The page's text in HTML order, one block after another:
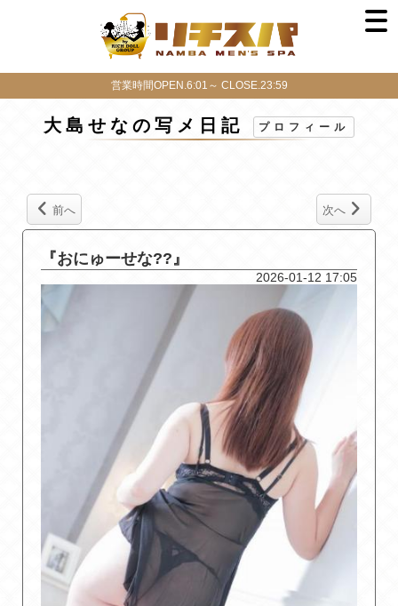
営業時間OPEN.6:01～ CLOSE.23:59
大島せなの写メ日記 プロフィール
前へ 次へ
『おにゅーせな??』
2026-01-12 17:05